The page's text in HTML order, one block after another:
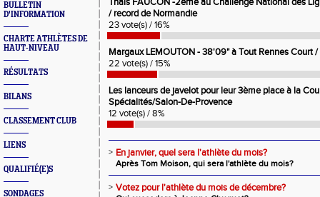
BULLETIN
D'INFORMATION
CHARTE ATHLÈTES DE
HAUT-NIVEAU
RÉSULTATS
BILANS
CLASSEMENT CLUB
LIENS
QUALIFIÉ(E)S
SONDAGES
/ record de Normandie
23 vote(s) / 16%
Margaux LEMOUTON - 38'09" à Tout Rennes Court /
22 vote(s) / 15%
Les lanceurs de javelot pour leur 3ème place à la
Spécialités/Salon-De-Provence
12 vote(s) / 8%
> En janvier, quel sera l'athlète du mois?
Après Tom Moison, qui sera l'athlète du mois?
> Votez pour l'athlète du mois de décembre?